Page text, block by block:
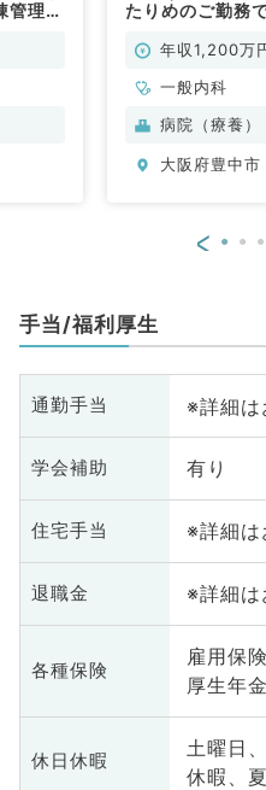
理・
たりめのご勤務
年収1,200万
一般内科
病院（療養）
大阪府豊中市
<
手当/福利厚生
通勤手当 ※詳細は
学会補助 有り
住宅手当 ※詳細は
退職金 ※詳細は
各種保険
雇用保
厚生年
休日休暇
土曜日
休暇、